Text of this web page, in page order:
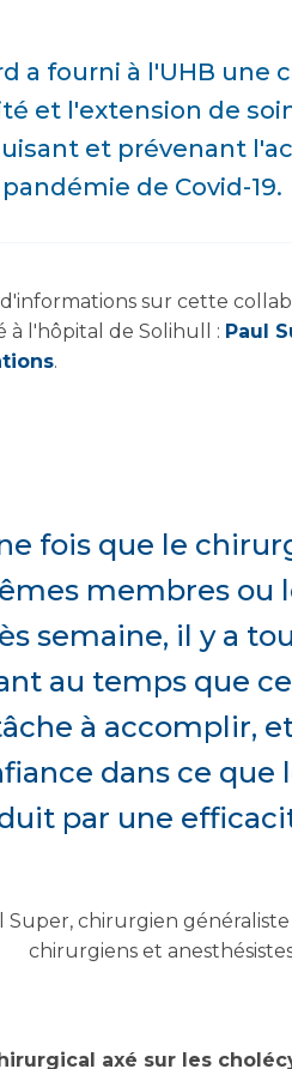
a fourni à l'UHB une
et l'extension de
et prévenant
de Covid-19.
sur cette
à l'hôpital de Solihull : Paul
.
fois que le
membres ou
semaine, il y a
au temps que
à accomplir,
dans ce
par une
Super, chirurgien
chirurgiens et
axé sur les